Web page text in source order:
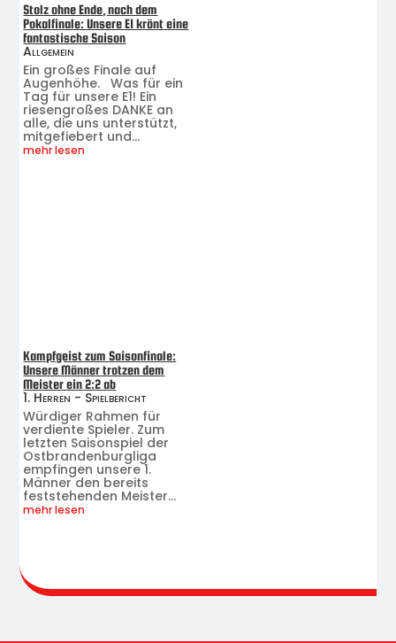
Stolz ohne Ende, nach dem
Pokalfinale: Unsere E1 krönt eine
fantastische Saison
Allgemein
Ein großes Finale auf
Augenhöhe. Was für ein
Tag für unsere E1! Ein
riesengroßes DANKE an
alle, die uns unterstützt,
mitgefiebert und...
mehr lesen
Kampfgeist zum Saisonfinale:
Unsere Männer trotzen dem
Meister ein 2:2 ab
1. Herren - Spielbericht
Würdiger Rahmen für
verdiente Spieler. Zum
letzten Saisonspiel der
Ostbrandenburgliga
empfingen unsere 1.
Männer den bereits
feststehenden Meister...
mehr lesen